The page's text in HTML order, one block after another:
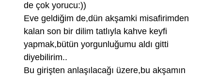
de çok yorucu:))
Eve geldiğim de,dün akşamki misafirimden
kalan son bir dilim tatlıyla kahve keyfi
yapmak,bütün yorgunluğumu aldı gitti
diyebilirim..
Bu girişten anlaşılacağı üzere,bu akşamın